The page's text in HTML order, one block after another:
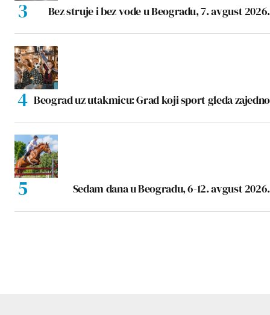
Bez struje i bez vode u Beogradu, 7. avgust 2026.
Beograd uz utakmicu: Grad koji sport gleda zajedno
Sedam dana u Beogradu, 6-12. avgust 2026.